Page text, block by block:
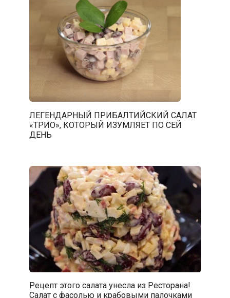
ЛЕГЕНДАРНЫЙ ПРИБАЛТИЙСКИЙ САЛАТ
«ТРИО», КОТОРЫЙ ИЗУМЛЯЕТ ПО СЕЙ
ДЕНЬ
Рецепт этого салата унесла из Ресторана!
Салат с фасолью и крабовыми палочками